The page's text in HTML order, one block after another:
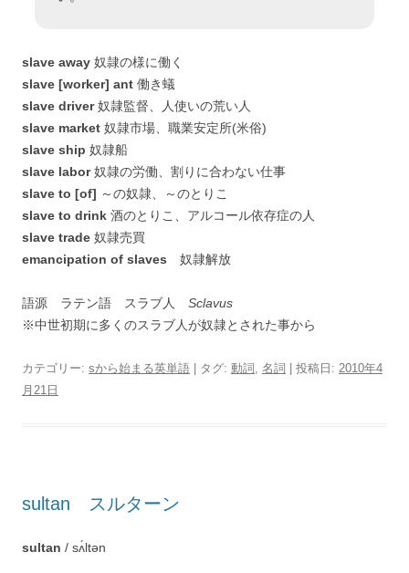
slave away 奴隷の様に働く
slave [worker] ant 働き蟻
slave driver奴隷監督、人使いの荒い人
slave market 奴隷市場、職業安定所(米俗)
slave ship 奴隷船
slave labor奴隷の労働、割りに合わない仕事
slave to [of] ～の奴隷、～のとりこ
slave to drink 酒のとりこ、アルコール依存症の人
slave trade 奴隷売買
emancipation of slaves 奴隷解放
語源 ラテン語 スラブ人 Sclavus
※中世初期に多くのスラブ人が奴隷とされた事から
カテゴリー: sから始まる英単語 | タグ: 動詞 , 名詞 | 投稿日: 2010年4
月21日
sultan スルターン
sultan / sʌ́ltən